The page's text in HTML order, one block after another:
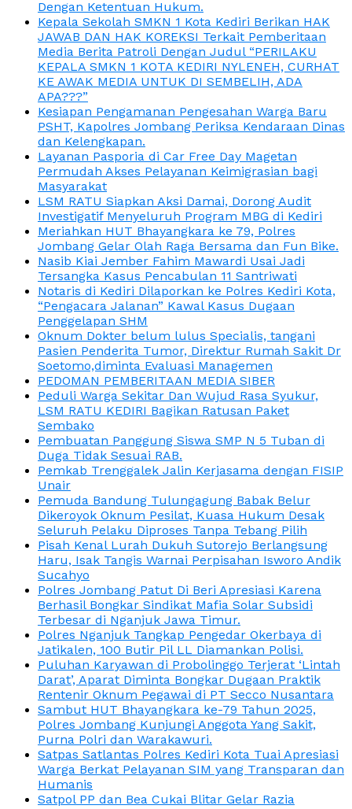
Dengan Ketentuan Hukum.
Kepala Sekolah SMKN 1 Kota Kediri Berikan HAK
JAWAB DAN HAK KOREKSI Terkait Pemberitaan
Media Berita Patroli Dengan Judul “PERILAKU
KEPALA SMKN 1 KOTA KEDIRI NYLENEH, CURHAT
KE AWAK MEDIA UNTUK DI SEMBELIH, ADA
APA???”
Kesiapan Pengamanan Pengesahan Warga Baru
PSHT, Kapolres Jombang Periksa Kendaraan Dinas
dan Kelengkapan.
Layanan Pasporia di Car Free Day Magetan
Permudah Akses Pelayanan Keimigrasian bagi
Masyarakat
LSM RATU Siapkan Aksi Damai, Dorong Audit
Investigatif Menyeluruh Program MBG di Kediri
Meriahkan HUT Bhayangkara ke 79, Polres
Jombang Gelar Olah Raga Bersama dan Fun Bike.
Nasib Kiai Jember Fahim Mawardi Usai Jadi
Tersangka Kasus Pencabulan 11 Santriwati
Notaris di Kediri Dilaporkan ke Polres Kediri Kota,
“Pengacara Jalanan” Kawal Kasus Dugaan
Penggelapan SHM
Oknum Dokter belum lulus Specialis, tangani
Pasien Penderita Tumor, Direktur Rumah Sakit Dr
Soetomo,diminta Evaluasi Managemen
PEDOMAN PEMBERITAAN MEDIA SIBER
Peduli Warga Sekitar Dan Wujud Rasa Syukur,
LSM RATU KEDIRI Bagikan Ratusan Paket
Sembako
Pembuatan Panggung Siswa SMP N 5 Tuban di
Duga Tidak Sesuai RAB.
Pemkab Trenggalek Jalin Kerjasama dengan FISIP
Unair
Pemuda Bandung Tulungagung Babak Belur
Dikeroyok Oknum Pesilat, Kuasa Hukum Desak
Seluruh Pelaku Diproses Tanpa Tebang Pilih
Pisah Kenal Lurah Dukuh Sutorejo Berlangsung
Haru, Isak Tangis Warnai Perpisahan Isworo Andik
Sucahyo
Polres Jombang Patut Di Beri Apresiasi Karena
Berhasil Bongkar Sindikat Mafia Solar Subsidi
Terbesar di Nganjuk Jawa Timur.
Polres Nganjuk Tangkap Pengedar Okerbaya di
Jatikalen, 100 Butir Pil LL Diamankan Polisi.
Puluhan Karyawan di Probolinggo Terjerat ‘Lintah
Darat’, Aparat Diminta Bongkar Dugaan Praktik
Rentenir Oknum Pegawai di PT Secco Nusantara
Sambut HUT Bhayangkara ke-79 Tahun 2025,
Polres Jombang Kunjungi Anggota Yang Sakit,
Purna Polri dan Warakawuri.
Satpas Satlantas Polres Kediri Kota Tuai Apresiasi
Warga Berkat Pelayanan SIM yang Transparan dan
Humanis
Satpol PP dan Bea Cukai Blitar Gelar Razia